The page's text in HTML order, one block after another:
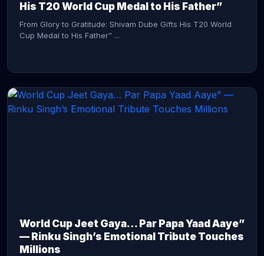
His T20 World Cup Medal to His Father”
From Glory to Gratitude: Shivam Dube Gifts His T20 World
Cup Medal to His Father” ...
World Cup Jeet Gaya… Par Papa Yaad Aaye”
— Rinku Singh’s Emotional Tribute Touches
Millions